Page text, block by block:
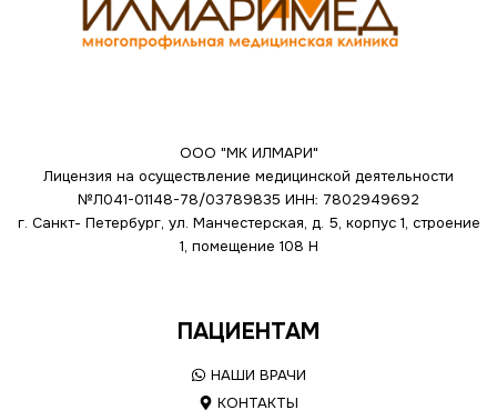
ООО "МК ИЛМАРИ"
Лицензия на осуществление медицинской деятельности
№Л041-01148-78/03789835 ИНН: 7802949692
г. Санкт- Петербург, ул. Манчестерская, д. 5, корпус 1, строение
1, помещение 108 Н
ПАЦИЕНТАМ
НАШИ ВРАЧИ
КОНТАКТЫ